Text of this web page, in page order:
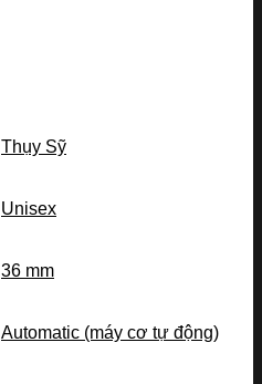
Thụy Sỹ
Unisex
36 mm
Automatic (máy cơ tự động)